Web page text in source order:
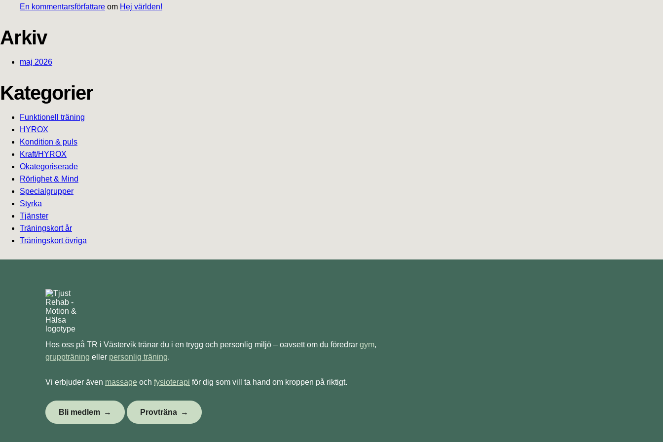
En kommentarsförfattare om Hej världen!
Arkiv
maj 2026
Kategorier
Funktionell träning
HYROX
Kondition & puls
Kraft/HYROX
Okategoriserade
Rörlighet & Mind
Specialgrupper
Styrka
Tjänster
Träningskort år
Träningskort övriga
Hos oss på TR i Västervik tränar du i en trygg och personlig miljö – oavsett om du föredrar gym,
gruppträning eller personlig träning.
Vi erbjuder även massage och fysioterapi för dig som vill ta hand om kroppen på riktigt.
Bli medlem Provträna